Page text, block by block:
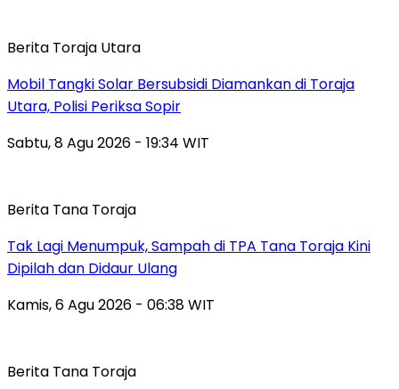
Berita Toraja Utara
Mobil Tangki Solar Bersubsidi Diamankan di Toraja
Utara, Polisi Periksa Sopir
Sabtu, 8 Agu 2026 - 19:34 WIT
Berita Tana Toraja
Tak Lagi Menumpuk, Sampah di TPA Tana Toraja Kini
Dipilah dan Didaur Ulang
Kamis, 6 Agu 2026 - 06:38 WIT
Berita Tana Toraja